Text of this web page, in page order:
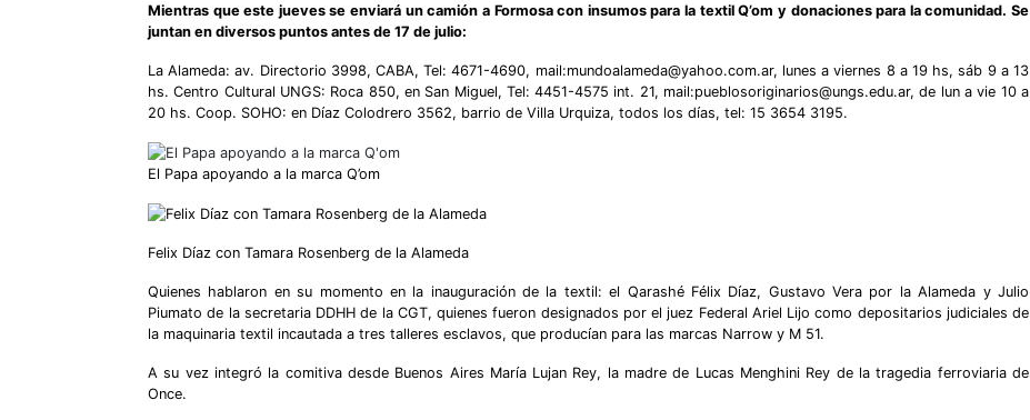
Mientras que este jueves se enviará un camión a Formosa con insumos para la textil Q’om y donaciones para la comunidad. Se
juntan en diversos puntos antes de 17 de julio:
La Alameda: av. Directorio 3998, CABA, Tel: 4671-4690, mail:mundoalameda@yahoo.com.ar, lunes a viernes 8 a 19 hs, sáb 9 a 13
hs. Centro Cultural UNGS: Roca 850, en San Miguel, Tel: 4451-4575 int. 21, mail:pueblosoriginarios@ungs.edu.ar, de lun a vie 10 a
20 hs. Coop. SOHO: en Díaz Colodrero 3562, barrio de Villa Urquiza, todos los días, tel: 15 3654 3195.
El Papa apoyando a la marca Q’om
Felix Díaz con Tamara Rosenberg de la Alameda
Quienes hablaron en su momento en la inauguración de la textil: el Qarashé Félix Díaz, Gustavo Vera por la Alameda y Julio
Piumato de la secretaria DDHH de la CGT, quienes fueron designados por el juez Federal Ariel Lijo como depositarios judiciales de
la maquinaria textil incautada a tres talleres esclavos, que producían para las marcas Narrow y M 51.
A su vez integró la comitiva desde Buenos Aires María Lujan Rey, la madre de Lucas Menghini Rey de la tragedia ferroviaria de
Once.